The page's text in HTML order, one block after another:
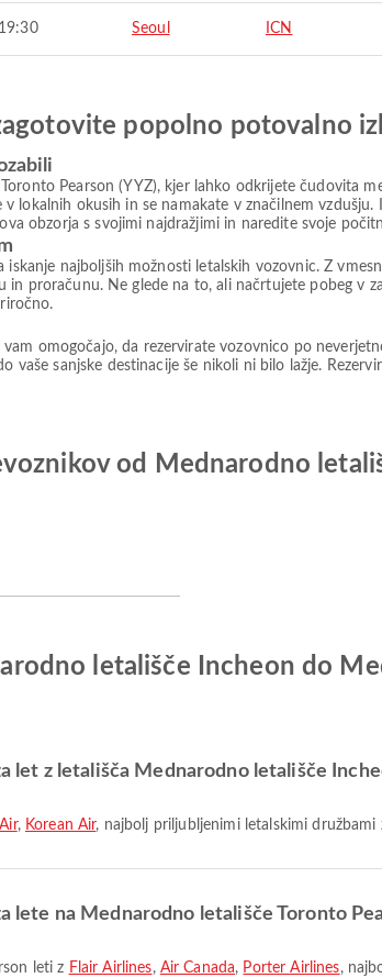
19:30 Seoul ICN
popolno potovalno
Pearson (YYZ), kjer lahko odkrijete čudovita
v lokalnih okusih in se namakate v značilnem
obzorja s svojimi najdražjimi in naredite svoje
najboljših možnosti letalskih vozovnic. Z
in proračunu. Ne glede na to, ali načrtujete pobeg v
omogočajo, da rezervirate vozovnico po
vaše sanjske destinacije še nikoli ni bilo lažje.
od Mednarodno
letališče Incheon do
let z letališča Mednarodno letališče
, Korean Air, najbolj priljubljenimi letalskimi družbami
lete na Mednarodno letališče Toronto
leti z Flair Airlines, Air Canada, Porter Airlines,